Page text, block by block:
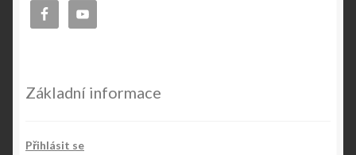
Základní informace
Přihlásit se